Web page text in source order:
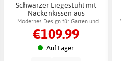
Schwarzer Liegestuhl mit
Nackenkissen aus
Kiefernholz - Lounge-Sessel
für die Terrasse
Modernes Design für Garten und
Terrasse
€109.99
Auf Lager